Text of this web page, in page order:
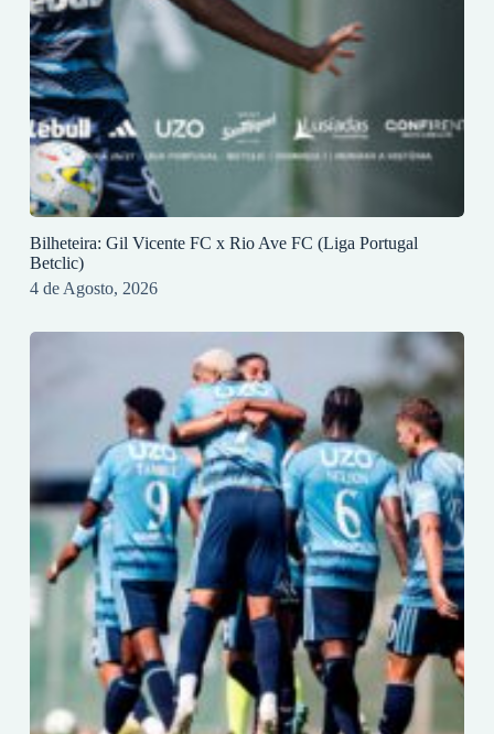
Bilheteira: Gil Vicente FC x Rio Ave FC (Liga Portugal
Betclic)
4 de Agosto, 2026